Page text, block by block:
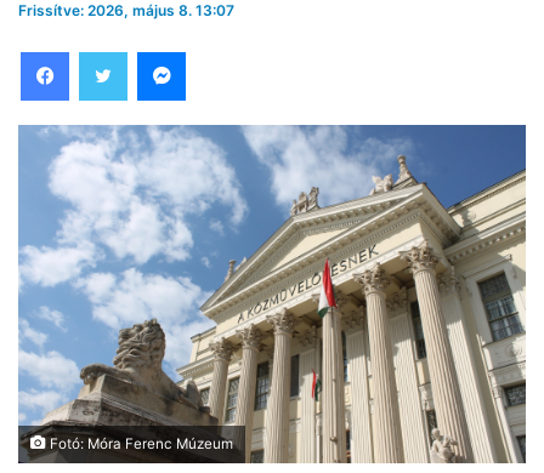
Frissítve: 2026, május 8. 13:07
Fotó: Móra Ferenc Múzeum